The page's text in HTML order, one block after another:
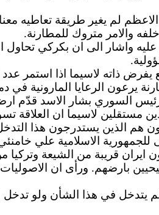
لم يغير طريقة تعاطيه
والامر متروك للمطارنة.
واشار الى ان بكركي تحاول
يفرض ذاته لاسيما اذا استمر
يرعون الرعايا المارونية في
السوري بشار الاسد قدّم
مستقلين لاسيما ان العلاقة
هم الذين يستدرجون هذا
الاسلامية علي
ايران قريبة من الشيعة
بارضهم. ورأى ان
لم يتدخل في هذا الشأن ولو